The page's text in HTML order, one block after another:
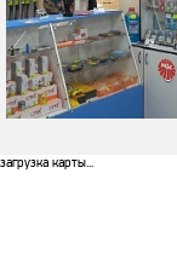
загрузка карты...